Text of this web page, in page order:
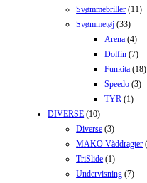
Svømmebriller (11)
Svømmetøj (33)
Arena (4)
Dolfin (7)
Funkita (18)
Speedo (3)
TYR (1)
DIVERSE (10)
Diverse (3)
MAKO Våddragter
TriSlide (1)
Undervisning (7)